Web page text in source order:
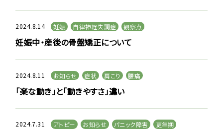
2024.8.14 妊娠 自律神経失調症 観察点
妊娠中・産後の骨盤矯正について
2024.8.11 お知らせ 症状 肩こり 腰痛
「楽な動き」と「動きやすさ」違い
2024.7.31 アトピー お知らせ パニック障害
更年期